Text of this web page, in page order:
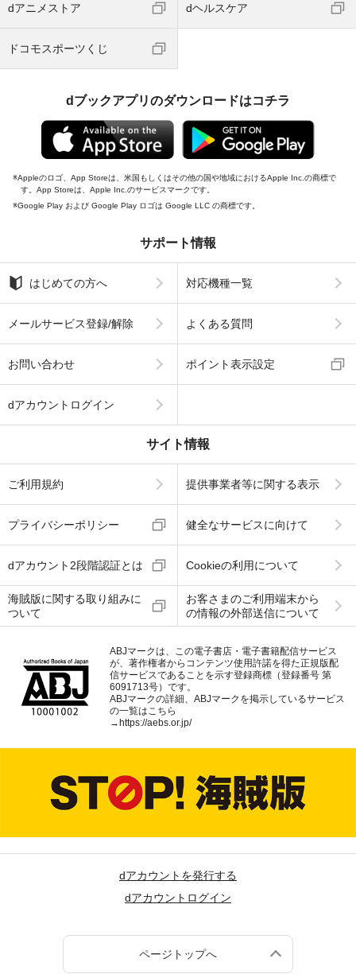
dアニメストア dヘルスケア
ドコモスポーツくじ
dブックアプリのダウンロードはコチラ
Appleのロゴ、App Storeは、米国もしくはその他の国や地域におけるApple Inc.の商標で
す。App Storeは、Apple Inc.のサービスマークです。
Google Play および Google Play ロゴは Google LLC の商標です。
サポート情報
はじめての方へ 対応機種一覧
メールサービス登録/解除 よくある質問
お問い合わせ ポイント表示設定
dアカウントログイン
サイト情報
ご利用規約 提供事業者等に関する表示
プライバシーポリシー 健全なサービスに向けて
dアカウント2段階認証とは Cookieの利用について
海賊版に関する取り組みに
ついて
お客さまのご利用端末から
の情報の外部送信について
ABJマークは、この電子書店・電子書籍配信サービス
が、著作権者からコンテンツ使用許諾を得た正規版配
信サービスであることを示す登録商標（登録番号 第
6091713号）です。
ABJマークの詳細、ABJマークを掲示しているサービス
の一覧はこちら
→https://aebs.or.jp/
dアカウントを発行する
dアカウントログイン
ページトップへ